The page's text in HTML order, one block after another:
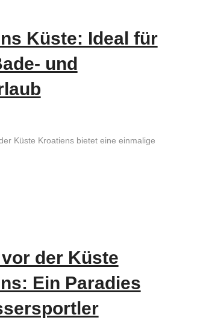
Küste: Ideal für
und
Küste Kroatiens bietet eine einmalige
der Küste
Ein Paradies